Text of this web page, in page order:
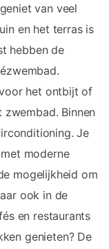
van veel
en het terras is
hebben de
het ontbijt of
Binnen
Je
moderne
mogelijkheid om
ook in de
en restaurants
genieten? De